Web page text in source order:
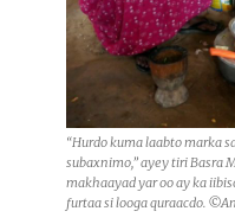
“Hurdo kuma laabto marka
subaxnimo,” ayey tiri Basra
makhaayad yar oo ay ka
furtaa si looga quraacdo.